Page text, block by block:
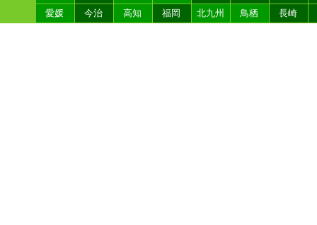
愛媛
今治 高知 福岡 北九州 鳥栖 長崎